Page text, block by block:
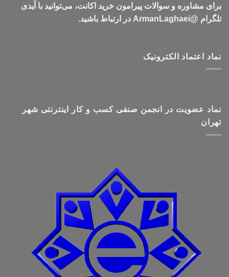
برای مشاوره و سوالات پیرامون خرید اکانت، می‌توانید با آیدی
تلگرام @ArmanLaghaei در ارتباط باشید.
نماد اعتماد الکترونیک
نماد عضویت در انجمن صنفی کسب و کار اینترنتی شهر
تهران